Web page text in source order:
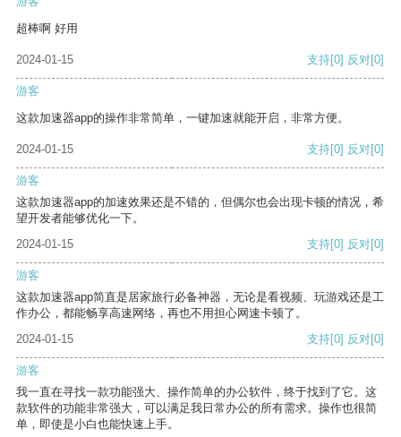
超棒啊 好用
2024-01-15 支持[0] 反对[0]
游客
这款加速器app的操作非常简单，一键加速就能开启，非常方便。
2024-01-15 支持[0] 反对[0]
游客
这款加速器app的加速效果还是不错的，但偶尔也会出现卡顿的情况，希
望开发者能够优化一下。
2024-01-15
支持[0] 反对[0]
游客
这款加速器app简直是居家旅行必备神器，无论是看视频、玩游戏还是工
作办公，都能畅享高速网络，再也不用担心网速卡顿了。
2024-01-15
支持[0] 反对[0]
游客
我一直在寻找一款功能强大、操作简单的办公软件，终于找到了它。这
款软件的功能非常强大，可以满足我日常办公的所有需求。操作也很简
单，即使是小白也能快速上手。